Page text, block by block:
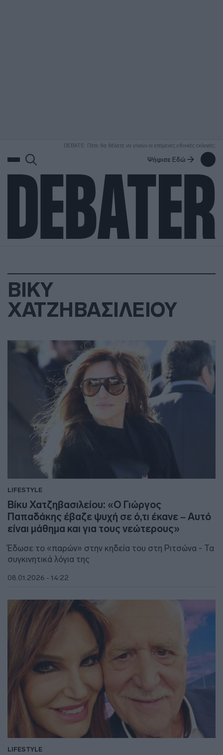
DEBATE: Πότε θα θέλατε να γίνουν οι επόμενες εθνικές εκλογές;
Ψήφισε Εδώ
ΒΙΚΥ
ΧΑΤΖΗΒΑΣΙΛΕΙΟΥ
LIFESTYLE
Βίκυ Χατζηβασιλείου: «Ο Γιώργος
Παπαδάκης έβαζε ψυχή σε ό,τι έκανε – Αυτό
είναι μάθημα και για τους νεώτερους»
Έδωσε το «παρών» στην κηδεία του στη Ριτσώνα - Τα
συγκινητικά λόγια της
08.01.2026 - 14:22
LIFESTYLE